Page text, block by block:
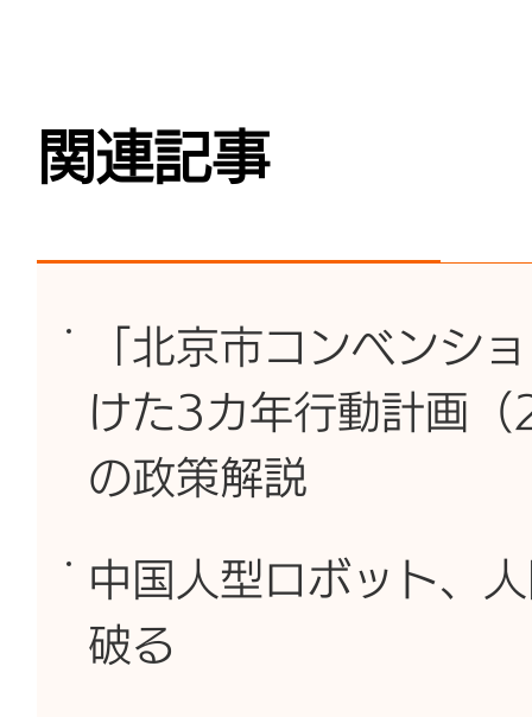
関連記事
「北京市コンベンシ
けた3カ年行動計画
の政策解説
中国人型ロボット、
破る